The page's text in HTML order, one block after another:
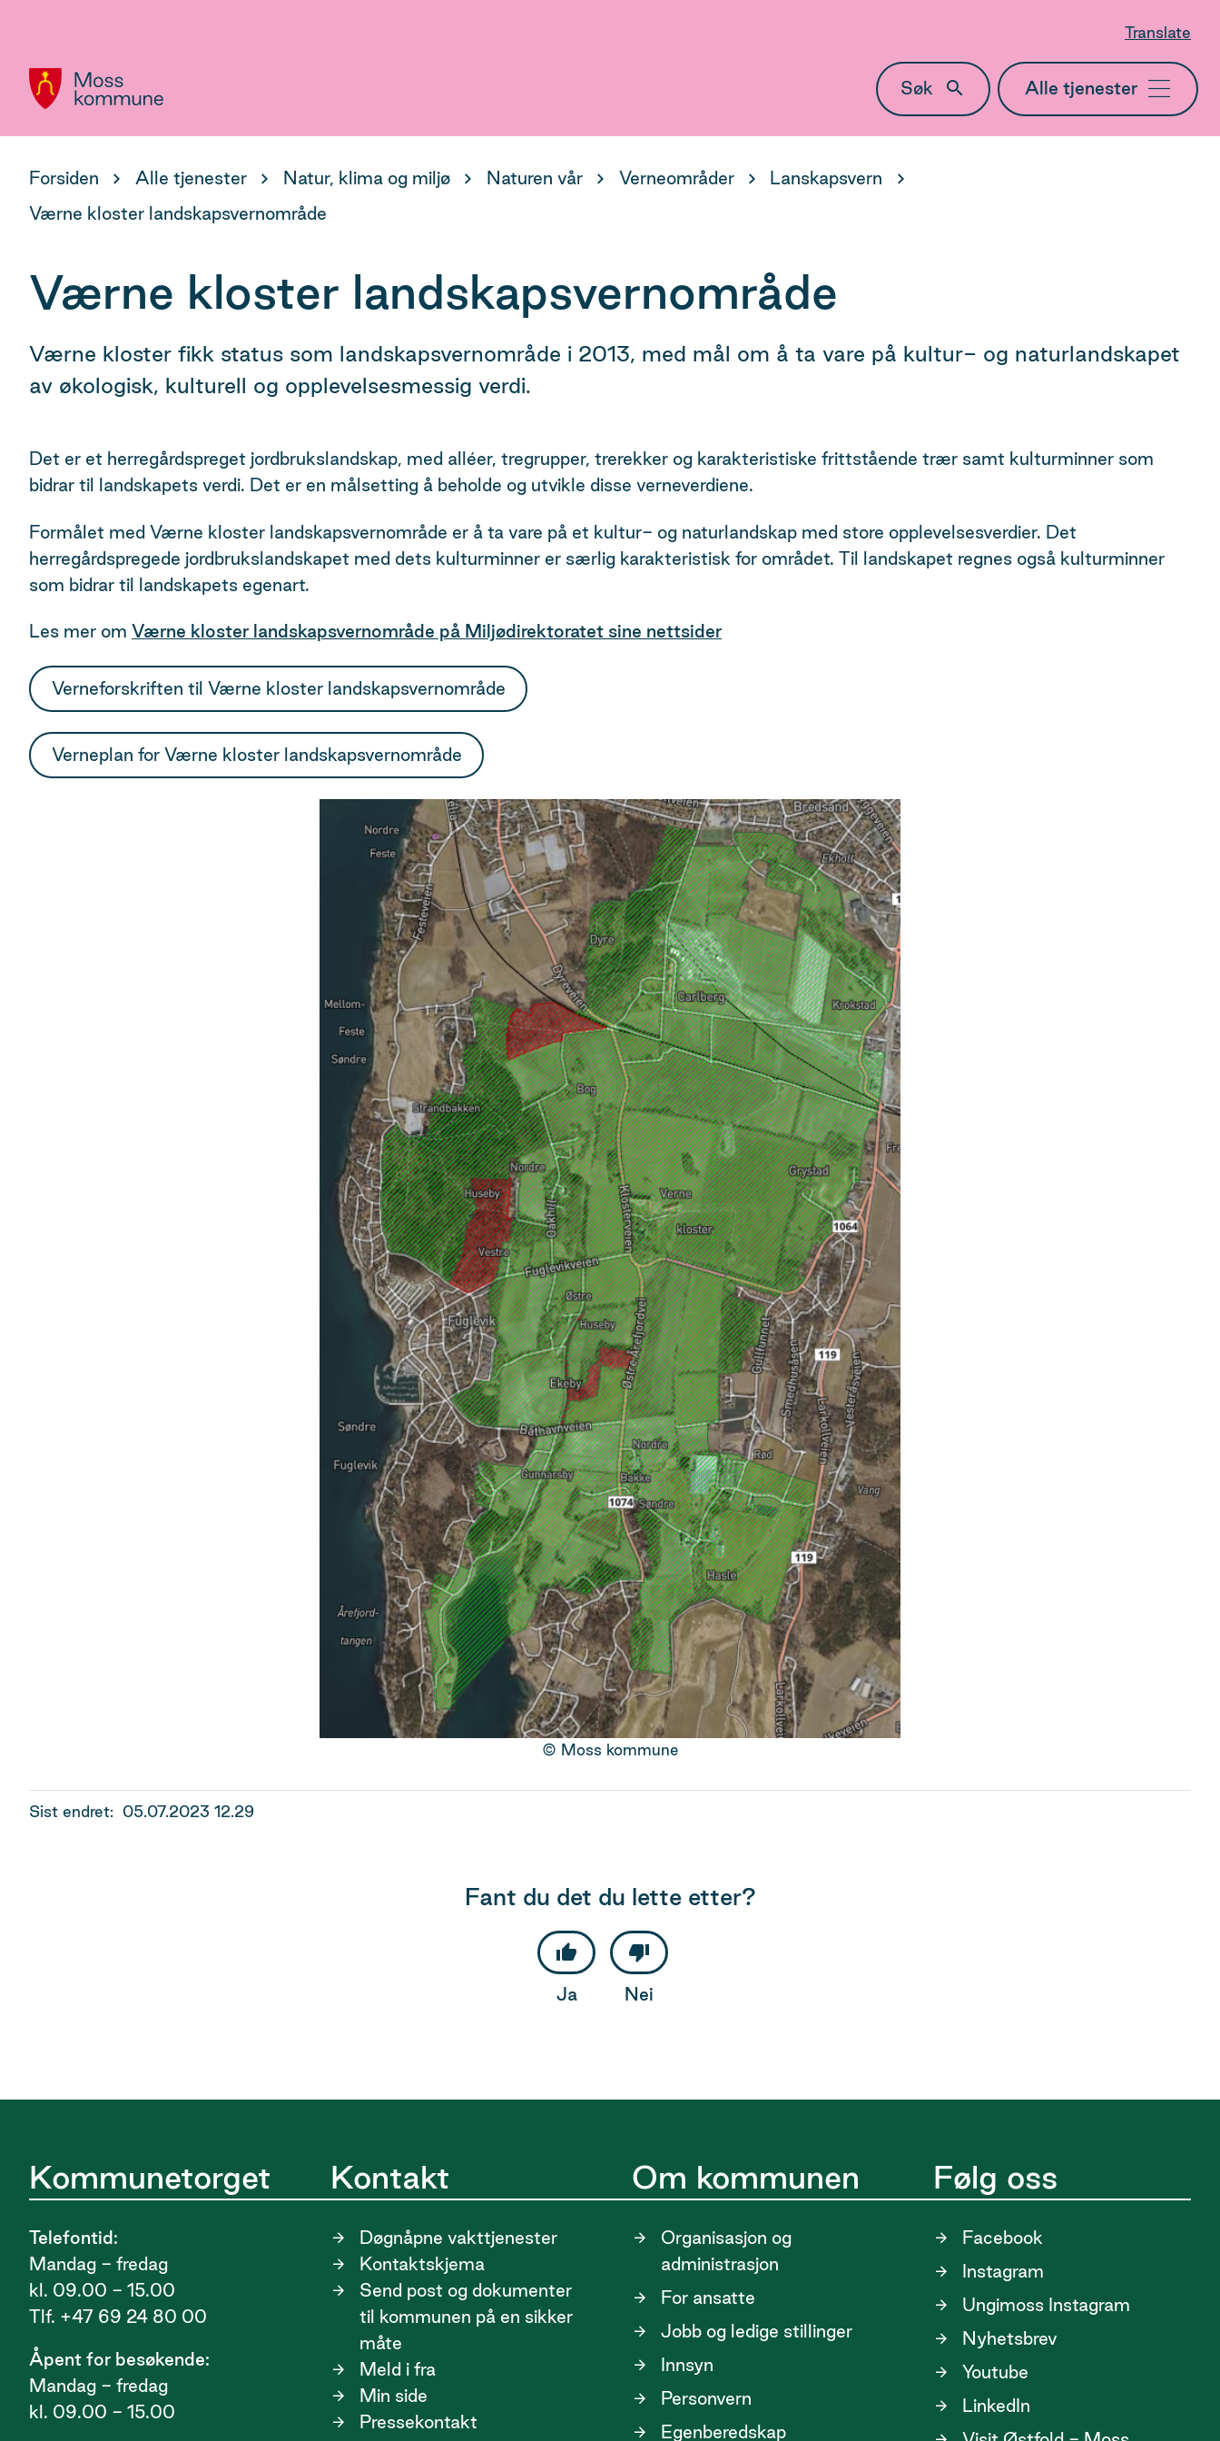
Translate
Hovedportal Søk
Meny
Du
her:
Forsiden Alle tjenester Natur, klima og miljø Naturen vår Verneområder
Lanskapsvern
Værne kloster landskapsvernområde
Værne kloster landskapsvernområde
Værne kloster fikk status som landskapsvernområde i 2013, med mål om å ta vare på kultur- og naturlandskapet
av økologisk, kulturell og opplevelsesmessig verdi.
Det er et herregårdspreget jordbrukslandskap, med alléer, tregrupper, trerekker og karakteristiske frittstående trær samt kulturminner som
bidrar til landskapets verdi. Det er en målsetting å beholde og utvikle disse verneverdiene.
Formålet med Værne kloster landskapsvernområde er å ta vare på et kultur- og naturlandskap med store opplevelsesverdier. Det
herregårdspregede jordbrukslandskapet med dets kulturminner er særlig karakteristisk for området. Til landskapet regnes også kulturminner
som bidrar til landskapets egenart.
Les mer om Værne kloster landskapsvernområde på Miljødirektoratet sine nettsider
Verneforskriften til Værne kloster landskapsvernområde
Verneplan for Værne kloster landskapsvernområde
Moss kommune
Sist endret 05.07.2023 12.29
Fant du det du lette etter?
Ja Nei
Kommunetorget
Telefontid:
Mandag - fredag
kl. 09.00 - 15.00
Tlf. +47 69 24 80 00
Åpent for besøkende:
Mandag - fredag
kl. 09.00 - 15.00
Kontakt
Døgnåpne vakttjenester
Kontaktskjema
Send post og dokumenter
til kommunen på en sikker
måte
Meld i fra
Min side
Pressekontakt
Om kommunen
Organisasjon og
administrasjon
For ansatte
Jobb og ledige stillinger
Innsyn
Personvern
Egenberedskap
Følg oss
Facebook
Instagram
Ungimoss Instagram
Nyhetsbrev
Youtube
LinkedIn